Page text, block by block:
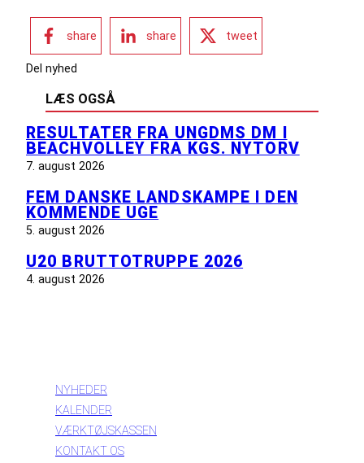
share share tweet
Del nyhed
LÆS OGSÅ
RESULTATER FRA UNGDMS DM I
BEACHVOLLEY FRA KGS. NYTORV
7. august 2026
FEM DANSKE LANDSKAMPE I DEN
KOMMENDE UGE
5. august 2026
U20 BRUTTOTRUPPE 2026
4. august 2026
NYHEDER
KALENDER
VÆRKTØJSKASSEN
KONTAKT OS